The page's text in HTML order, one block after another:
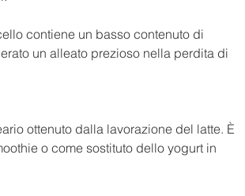
contiene un basso contenuto di
un alleato prezioso nella perdita di
ottenuto dalla lavorazione del latte. È
o come sostituto dello yogurt in